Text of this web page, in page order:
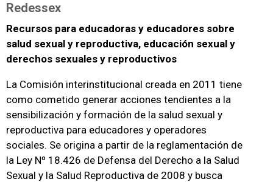
Redessex
Recursos para educadoras y educadores sobre
salud sexual y reproductiva, educación sexual y
derechos sexuales y reproductivos
La Comisión interinstitucional creada en 2011 tiene
como cometido generar acciones tendientes a la
sensibilización y formación de la salud sexual y
reproductiva para educadores y operadores
sociales. Se origina a partir de la reglamentación de
la Ley Nº 18.426 de Defensa del Derecho a la Salud
Sexual y la Salud Reproductiva de 2008 y busca